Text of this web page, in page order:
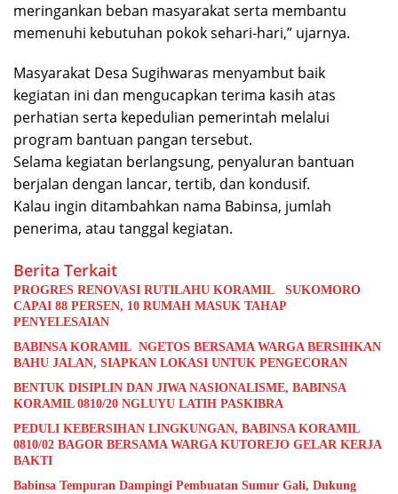
meringankan beban masyarakat serta membantu
memenuhi kebutuhan pokok sehari-hari,” ujarnya.
Masyarakat Desa Sugihwaras menyambut baik
kegiatan ini dan mengucapkan terima kasih atas
perhatian serta kepedulian pemerintah melalui
program bantuan pangan tersebut.
Selama kegiatan berlangsung, penyaluran bantuan
berjalan dengan lancar, tertib, dan kondusif.
Kalau ingin ditambahkan nama Babinsa, jumlah
penerima, atau tanggal kegiatan.
Berita Terkait
PROGRES RENOVASI RUTILAHU KORAMIL SUKOMORO
CAPAI 88 PERSEN, 10 RUMAH MASUK TAHAP
PENYELESAIAN
BABINSA KORAMIL NGETOS BERSAMA WARGA BERSIHKAN
BAHU JALAN, SIAPKAN LOKASI UNTUK PENGECORAN
BENTUK DISIPLIN DAN JIWA NASIONALISME, BABINSA
KORAMIL 0810/20 NGLUYU LATIH PASKIBRA
PEDULI KEBERSIHAN LINGKUNGAN, BABINSA KORAMIL
0810/02 BAGOR BERSAMA WARGA KUTOREJO GELAR KERJA
BAKTI
Babinsa Tempuran Dampingi Pembuatan Sumur Gali, Dukung